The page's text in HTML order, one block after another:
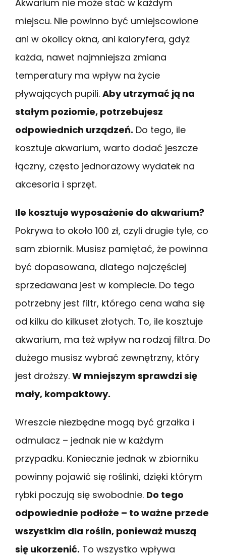
Akwarium nie może stać w każdym
miejscu. Nie powinno być umiejscowione
ani w okolicy okna, ani kaloryfera, gdyż
każda, nawet najmniejsza zmiana
temperatury ma wpływ na życie
pływających pupili. Aby utrzymać ją na
stałym poziomie, potrzebujesz
odpowiednich urządzeń. Do tego, ile
kosztuje akwarium, warto dodać jeszcze
łączny, często jednorazowy wydatek na
akcesoria i sprzęt.
Ile kosztuje wyposażenie do akwarium?
Pokrywa to około 100 zł, czyli drugie tyle, co
sam zbiornik. Musisz pamiętać, że powinna
być dopasowana, dlatego najczęściej
sprzedawana jest w komplecie. Do tego
potrzebny jest filtr, którego cena waha się
od kilku do kilkuset złotych. To, ile kosztuje
akwarium, ma też wpływ na rodzaj filtra. Do
dużego musisz wybrać zewnętrzny, który
jest droższy. W mniejszym sprawdzi się
mały, kompaktowy.
Wreszcie niezbędne mogą być grzałka i
odmulacz – jednak nie w każdym
przypadku. Koniecznie jednak w zbiorniku
powinny pojawić się roślinki, dzięki którym
rybki poczują się swobodnie. Do tego
odpowiednie podłoże – to ważne przede
wszystkim dla roślin, ponieważ muszą
się ukorzenić. To wszystko wpływa